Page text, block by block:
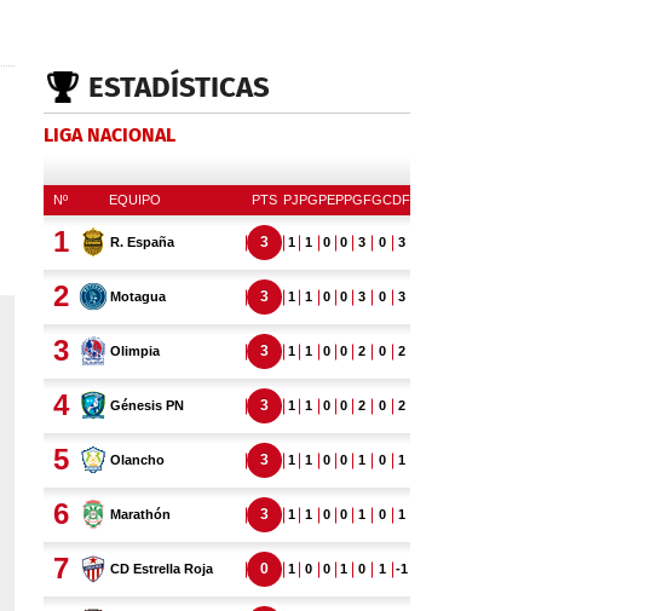
ESTADÍSTICAS
LIGA NACIONAL